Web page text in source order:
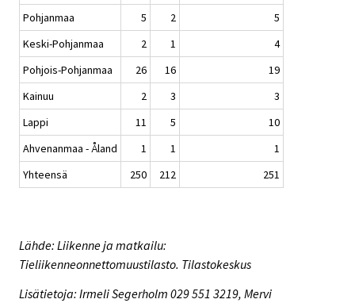
Pohjanmaa
5 2
5
Keski-Pohjanmaa
2 1
4
Pohjois-Pohjanmaa
26 16
19
Kainuu
2 3
3
Lappi
11 5
10
Ahvenanmaa - Åland
1 1
1
Yhteensä
250 212 251
Lähde: Liikenne ja matkailu:
Tieliikenneonnettomuustilasto. Tilastokeskus
Lisätietoja: Irmeli Segerholm 029 551 3219, Mervi